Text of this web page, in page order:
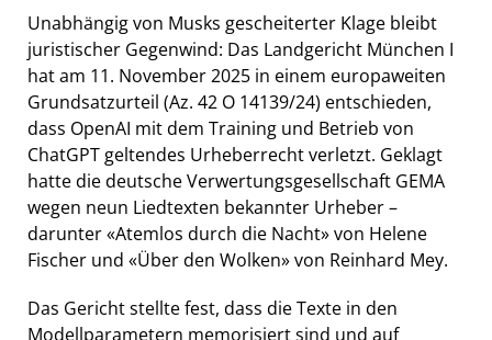
Unabhängig von Musks gescheiterter Klage bleibt
juristischer Gegenwind: Das Landgericht München I
hat am 11. November 2025 in einem europaweiten
Grundsatzurteil (Az. 42 O 14139/24) entschieden,
dass OpenAI mit dem Training und Betrieb von
ChatGPT geltendes Urheberrecht verletzt. Geklagt
hatte die deutsche Verwertungsgesellschaft GEMA
wegen neun Liedtexten bekannter Urheber –
darunter «Atemlos durch die Nacht» von Helene
Fischer und «Über den Wolken» von Reinhard Mey.
Das Gericht stellte fest, dass die Texte in den
Modellparametern memorisiert sind und auf